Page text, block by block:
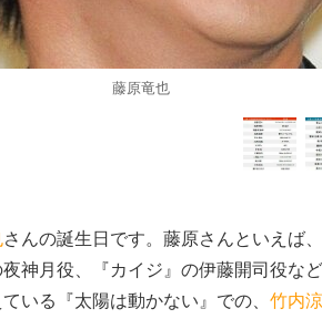
藤原竜也
さんの誕生日です。藤原さんといえば
夜神月役、『カイジ』の伊藤開司役な
いる『太陽は動かない』での、 竹内